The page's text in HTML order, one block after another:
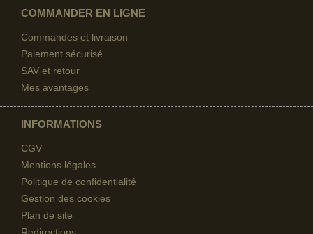
COMMANDER EN LIGNE
Commandes et livraison
Paiement sécurisé
SAV et retour
Mes avantages
INFORMATIONS
CGV
Mentions légales
Politique de confidentialité
Gestion des cookies
Plan de site